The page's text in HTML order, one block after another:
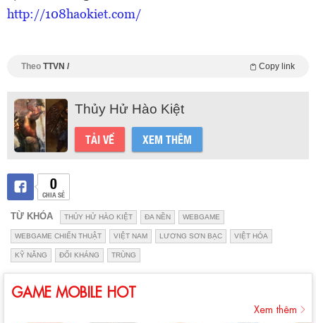
http://108haokiet.com/
Theo TTVN / Copy link
Thủy Hử Hào Kiệt
TẢI VỀ XEM THÊM
0
CHIA SẺ
TỪ KHÓA THỦY HỬ HÀO KIỆT ĐA NỀN WEBGAME
WEBGAME CHIẾN THUẬT VIỆT NAM LƯƠNG SƠN BẠC VIỆT HÓA
KỸ NĂNG ĐỐI KHÁNG TRÙNG
GAME MOBILE HOT
Xem thêm